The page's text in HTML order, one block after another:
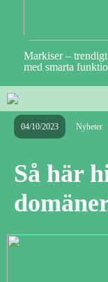
Markiser –
med smarta
04/10/2023 Nyheter
Så här